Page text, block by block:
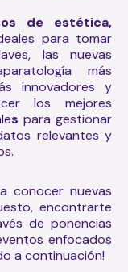
de estética,
para tomar
las nuevas
más
innovadores y
los mejores
s para gestionar
relevantes y
conocer nuevas
encontrarte
de ponencias
enfocados
a continuación!